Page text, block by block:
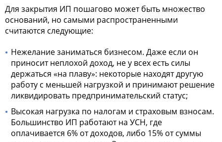
Для закрытия ИП пошагово может быть множество
оснований, но самыми распространенными
считаются следующие:
Нежелание заниматься бизнесом. Даже если он
приносит неплохой доход, не у всех есть силы
держаться «на плаву»: некоторые находят другую
работу с меньшей нагрузкой и принимают решение
ликвидировать предпринимательский статус;
Высокая нагрузка по налогам и страховым взносам.
Большинство ИП работают на УСН, где
оплачивается 6% от доходов, либо 15% от суммы